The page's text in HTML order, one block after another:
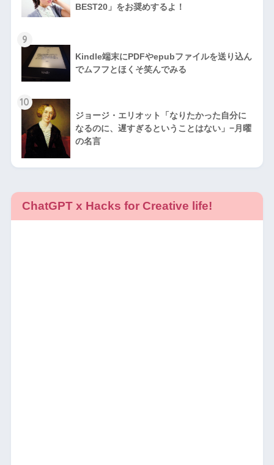
BEST20」をお奨めするよ！
9
Kindle端末にPDFやepubファイルを送り込ん
でムフフとほくそ笑んでみる
10
ジョージ・エリオット「なりたかった自分に
なるのに、遅すぎるということはない」−月曜
の名言
ChatGPT x Hacks for Creative life!